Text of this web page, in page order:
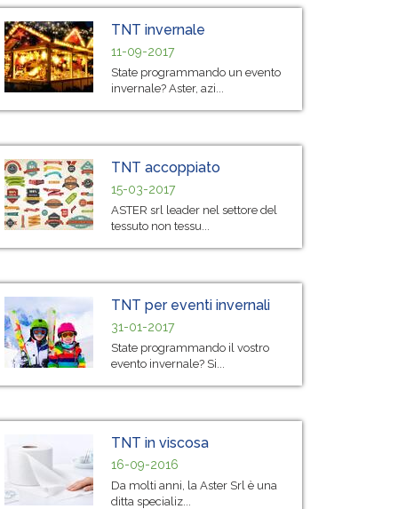
TNT invernale
11-09-2017
State programmando un evento
invernale? Aster, azi...
TNT accoppiato
15-03-2017
ASTER srl leader nel settore del
tessuto non tessu...
TNT per eventi invernali
31-01-2017
State programmando il vostro
evento invernale? Si...
TNT in viscosa
16-09-2016
Da molti anni, la Aster Srl è una
ditta specializ...